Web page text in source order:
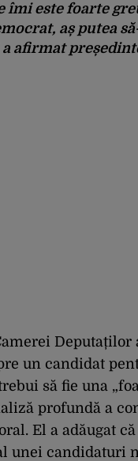
îmi este foarte
aș putea
a afirmat
Deputaților
un candidat
să fie una
profundă a
El a adăugat
unei candidaturi